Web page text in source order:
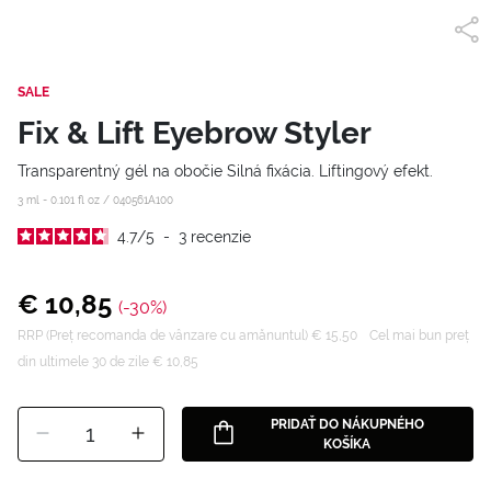
SALE
Fix & Lift Eyebrow Styler
Transparentný gél na obočie Silná fixácia. Liftingový efekt.
3 ml - 0.101 fl oz / 040561A100
4.7/5 - 3 recenzie
€ 10,85 (-30%)
RRP (Preț recomanda de vânzare cu amănuntul) € 15,50
Cel mai bun preț
din ultimele 30 de zile € 10,85
1
PRIDAŤ DO NÁKUPNÉHO
KOŠÍKA